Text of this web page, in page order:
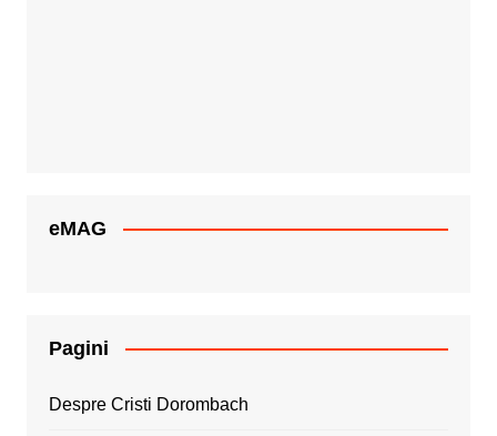
eMAG
Pagini
Despre Cristi Dorombach